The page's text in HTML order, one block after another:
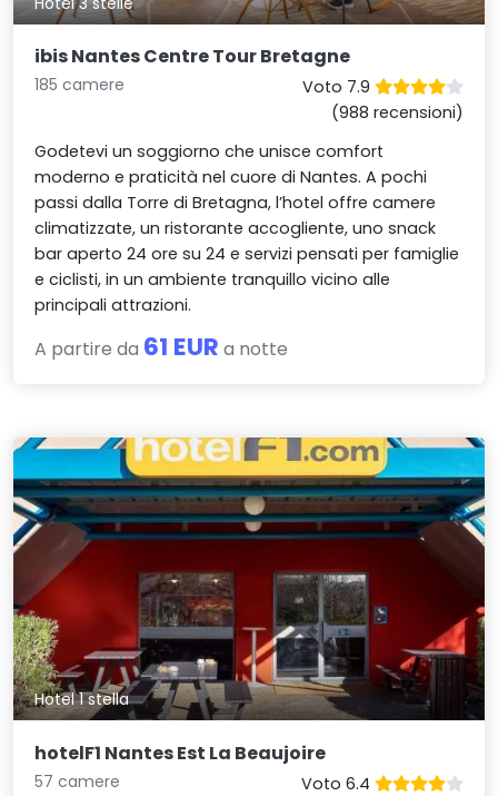
ibis Nantes Centre Tour Bretagne
185 camere
Voto 7.9
(988 recensioni)
Godetevi un soggiorno che unisce comfort
moderno e praticità nel cuore di Nantes. A pochi
passi dalla Torre di Bretagna, l’hotel offre camere
climatizzate, un ristorante accogliente, uno snack
bar aperto 24 ore su 24 e servizi pensati per famiglie
e ciclisti, in un ambiente tranquillo vicino alle
principali attrazioni.
A partire da 61 EUR a notte
Hotel 1 stella
hotelF1 Nantes Est La Beaujoire
57 camere
Voto 6.4